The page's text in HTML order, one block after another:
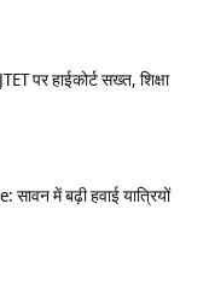
पर हाईकोर्ट सख्त, शिक्षा
में बढ़ी हवाई यात्रियों